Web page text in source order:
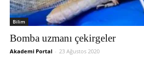
Bilim
Bomba uzmanı çekirgeler
Akademi Portal - 23 Ağustos 2020